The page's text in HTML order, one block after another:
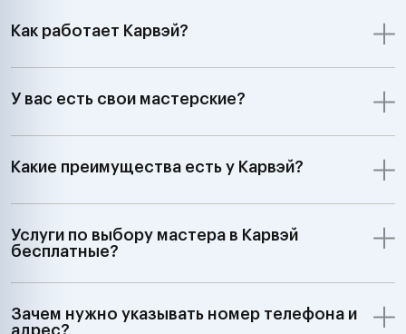
Как работает Карвэй?
У вас есть свои мастерские?
Какие преимущества есть у Карвэй?
Услуги по выбору мастера в Карвэй
бесплатные?
Зачем нужно указывать номер телефона и
адрес?